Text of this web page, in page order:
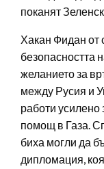
поканят
Хакан Фидан от
безопасността
желанието за
между Русия и
работи усилено
помощ в Газа.
биха могли да
дипломация,